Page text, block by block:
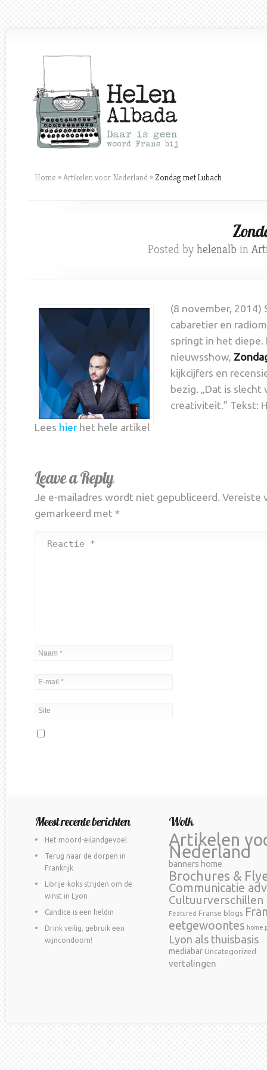
Home »Artikelen voor Nederland » Zondag met Lubach
Posted by helenalb in
(8 november, 2014)
cabaretier en
springt in het
nieuwsshow,
kijkcijfers en
bezig. „Dat is slecht
creativiteit.” Tekst:
Lees hierhet hele artikel
Leave a Reply
Je e-mailadres wordt niet gepubliceerd. Vereiste
gemarkeerd met *
Meest recente berichten
Het moord-eilandgevoel
Terug naar de dorpen in
Frankrijk
Librije-koks strijden om de
winst in Lyon
Candice is een heldin
Drink veilig, gebruik een
wijncondoom!
Wolk
Artikelen
Nederland
banners home
Brochures &
Communicatie
Cultuurverschillen
Featured Franse blogs
eetgewoontes home
Lyon als thuisbasis
mediabar Uncategorized
vertalingen